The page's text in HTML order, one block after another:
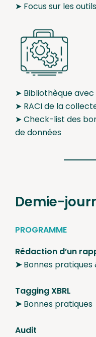
➤ Focus sur les
➤ Bibliothèque
➤ RACI de la
➤ Check-list des
de données
Demie-
PROGRAMME
Rédaction d’un
➤Bonnes
Tagging XBRL
➤Bonnes pratiques
Audit